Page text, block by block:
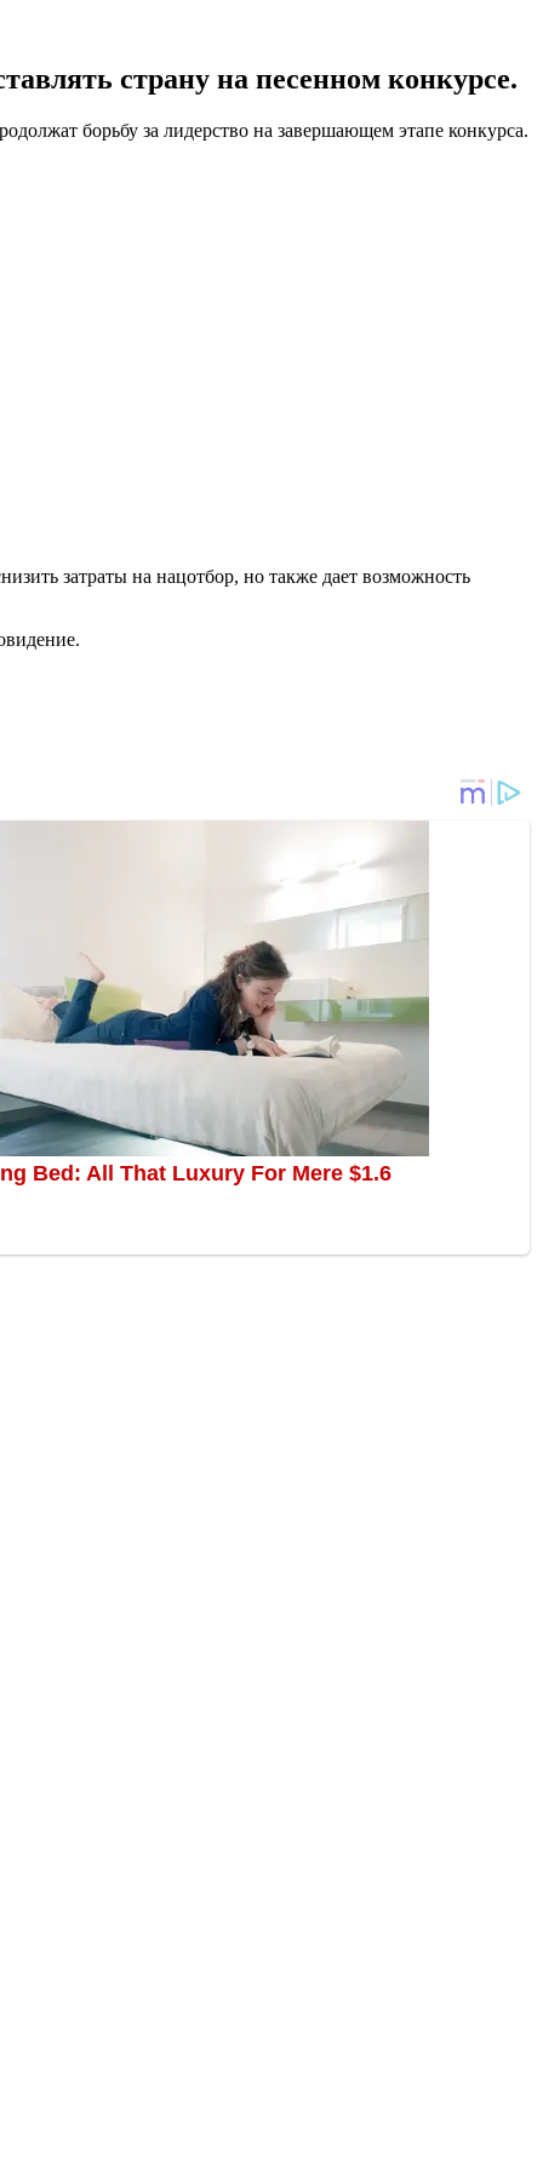
страну на песенном конкурсе.
борьбу за лидерство на завершающем этапе конкурса.
затраты на нацотбор, но также дает возможность